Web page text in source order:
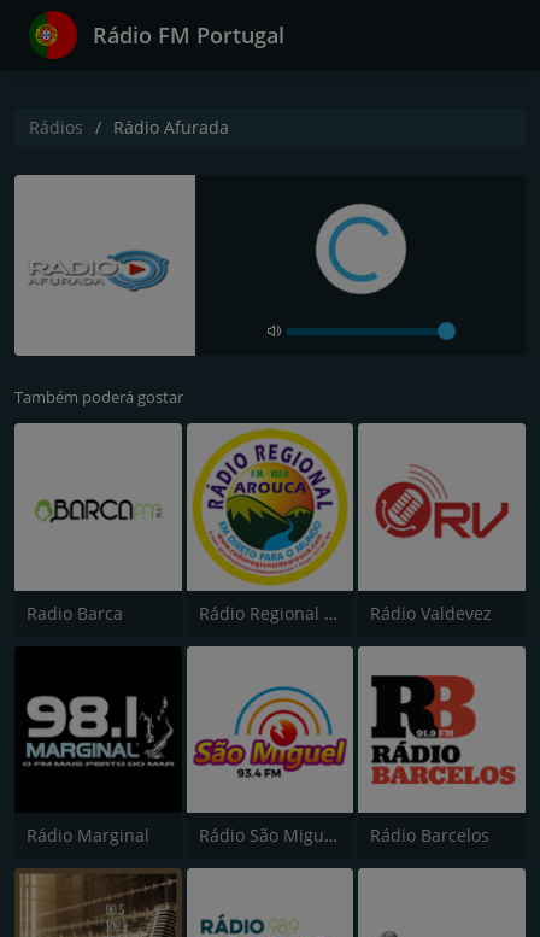
Rádio FM Portugal
Rádios Rádio Afurada
Também poderá gostar
Radio Barca Rádio Regional de Arouca Rádio Valdevez
Rádio Marginal Rádio São Miguel 93.5 Rádio Barcelos